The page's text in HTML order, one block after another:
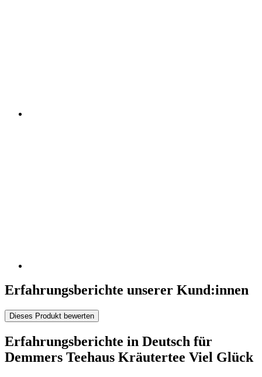
Erfahrungsberichte unserer Kund:innen
Dieses Produkt bewerten
Erfahrungsberichte in Deutsch für
Demmers Teehaus Kräutertee Viel Glück